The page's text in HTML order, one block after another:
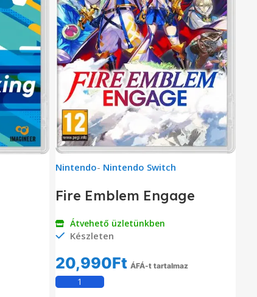
Nintendo- Nintendo Switch
Fire Emblem Engage
Átvehető üzletünkben
Készleten
20,990Ft ÁFÁ-t tartalmaz